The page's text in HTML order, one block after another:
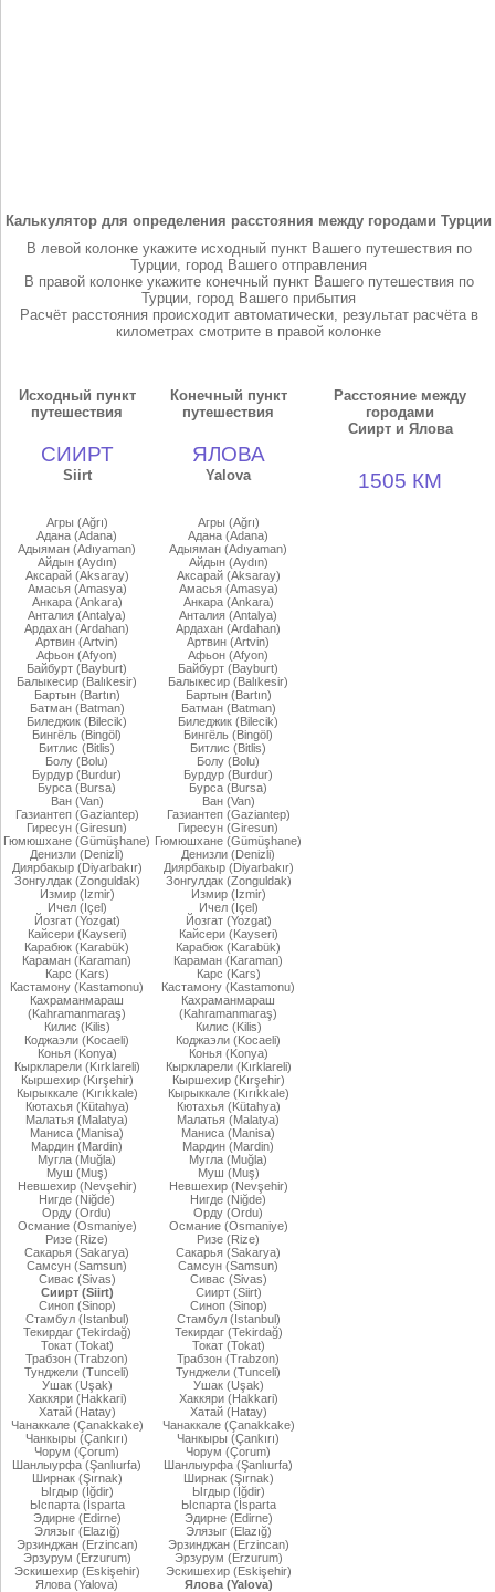
Калькулятор для определения расстояния между городами Турции
В левой колонке укажите исходный пункт Вашего путешествия по
Турции, город Вашего отправления
В правой колонке укажите конечный пункт Вашего путешествия по
Турции, город Вашего прибытия
Расчёт расстояния происходит автоматически, результат расчёта в
километрах смотрите в правой колонке
Исходный пункт
путешествия
СИИРТ
Siirt
Конечный пункт
путешествия
ЯЛОВА
Yalova
Расстояние между
городами
Сиирт и Ялова
1505 КМ
Агры (Ağrı)
Адана (Adana)
Адыяман (Adıyaman)
Айдын (Aydın)
Аксарай (Aksaray)
Амасья (Amasya)
Анкара (Ankara)
Анталия (Antalya)
Ардахан (Ardahan)
Артвин (Artvin)
Афьон (Afyon)
Байбурт (Bayburt)
Балыкесир (Balıkesir)
Бартын (Bartın)
Батман (Batman)
Биледжик (Bilecik)
Бингёль (Bingöl)
Битлис (Bitlis)
Болу (Bolu)
Бурдур (Burdur)
Бурса (Bursa)
Ван (Van)
Газиантеп (Gaziantep)
Гиресун (Giresun)
Гюмюшхане (Gümüşhane)
Денизли (Denizli)
Диярбакыр (Diyarbakır)
Зонгулдак (Zonguldak)
Измир (Izmir)
Ичел (Içel)
Йозгат (Yozgat)
Кайсери (Kayseri)
Карабюк (Karabük)
Караман (Karaman)
Карс (Kars)
Кастамону (Kastamonu)
Кахраманмараш
(Kahramanmaraş)
Килис (Kilis)
Коджаэли (Kocaeli)
Конья (Konya)
Кыркларели (Kırklareli)
Кыршехир (Kırşehir)
Кырыккале (Kırıkkale)
Кютахья (Kütahya)
Малатья (Malatya)
Маниса (Manisa)
Мардин (Mardin)
Мугла (Muğla)
Муш (Muş)
Невшехир (Nevşehir)
Нигде (Niğde)
Орду (Ordu)
Османие (Osmaniye)
Ризе (Rize)
Сакарья (Sakarya)
Самсун (Samsun)
Сивас (Sivas)
Сиирт (Siirt)
Синоп (Sinop)
Стамбул (Istanbul)
Текирдаг (Tekirdağ)
Токат (Tokat)
Трабзон (Trabzon)
Тунджели (Tunceli)
Ушак (Uşak)
Хаккяри (Hakkari)
Хатай (Hatay)
Чанаккале (Çanakkake)
Чанкыры (Çankırı)
Чорум (Çorum)
Шанлыурфа (Şanlıurfa)
Ширнак (Şırnak)
Ыгдыр (Iğdir)
Ыспарта (İsparta
Эдирне (Edirne)
Элязыг (Elazığ)
Эрзинджан (Erzincan)
Эрзурум (Erzurum)
Эскишехир (Eskişehir)
Ялова (Yalova)
Агры (Ağrı)
Адана (Adana)
Адыяман (Adıyaman)
Айдын (Aydın)
Аксарай (Aksaray)
Амасья (Amasya)
Анкара (Ankara)
Анталия (Antalya)
Ардахан (Ardahan)
Артвин (Artvin)
Афьон (Afyon)
Байбурт (Bayburt)
Балыкесир (Balıkesir)
Бартын (Bartın)
Батман (Batman)
Биледжик (Bilecik)
Бингёль (Bingöl)
Битлис (Bitlis)
Болу (Bolu)
Бурдур (Burdur)
Бурса (Bursa)
Ван (Van)
Газиантеп (Gaziantep)
Гиресун (Giresun)
Гюмюшхане (Gümüşhane)
Денизли (Denizli)
Диярбакыр (Diyarbakır)
Зонгулдак (Zonguldak)
Измир (Izmir)
Ичел (Içel)
Йозгат (Yozgat)
Кайсери (Kayseri)
Карабюк (Karabük)
Караман (Karaman)
Карс (Kars)
Кастамону (Kastamonu)
Кахраманмараш
(Kahramanmaraş)
Килис (Kilis)
Коджаэли (Kocaeli)
Конья (Konya)
Кыркларели (Kırklareli)
Кыршехир (Kırşehir)
Кырыккале (Kırıkkale)
Кютахья (Kütahya)
Малатья (Malatya)
Маниса (Manisa)
Мардин (Mardin)
Мугла (Muğla)
Муш (Muş)
Невшехир (Nevşehir)
Нигде (Niğde)
Орду (Ordu)
Османие (Osmaniye)
Ризе (Rize)
Сакарья (Sakarya)
Самсун (Samsun)
Сивас (Sivas)
Сиирт (Siirt)
Синоп (Sinop)
Стамбул (Istanbul)
Текирдаг (Tekirdağ)
Токат (Tokat)
Трабзон (Trabzon)
Тунджели (Tunceli)
Ушак (Uşak)
Хаккяри (Hakkari)
Хатай (Hatay)
Чанаккале (Çanakkake)
Чанкыры (Çankırı)
Чорум (Çorum)
Шанлыурфа (Şanlıurfa)
Ширнак (Şırnak)
Ыгдыр (Iğdir)
Ыспарта (İsparta
Эдирне (Edirne)
Элязыг (Elazığ)
Эрзинджан (Erzincan)
Эрзурум (Erzurum)
Эскишехир (Eskişehir)
Ялова (Yalova)